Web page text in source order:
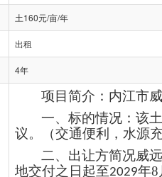
土160元/亩/年
出租
4年
项目简介：内江市
一、标的情况：该
议。（交通便利，水源
二、出让方简况威
地交付之日起至2029年8